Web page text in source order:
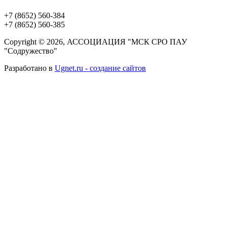
+7 (8652) 560-384
+7 (8652) 560-385
Copyright © 2026, АССОЦИАЦИЯ "МСК СРО ПАУ
"Содружество"
Разработано в Ugnet.ru - создание сайтов